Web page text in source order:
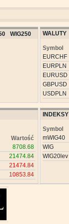
WIG250 WALUTY
Symbol
EURCHF
EURPLN
EURUSD
GBPUSD
USDPLN
Wartość
8708.68
21474.84
21474.84
10853.84
Symbol
mWIG40
WIG
WIG20lev